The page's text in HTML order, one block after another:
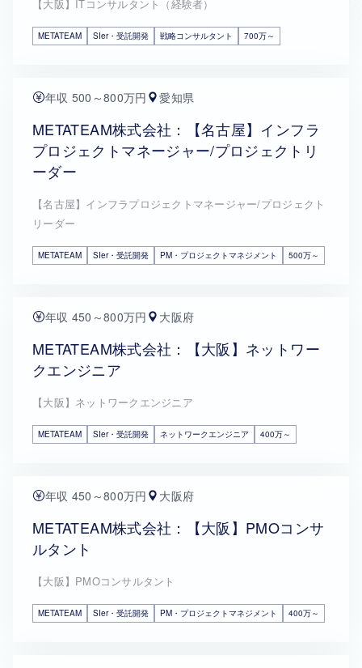
【大阪】ITコンサルタント（経験者）
METATEAM SIer・受託開発 戦略コンサルタント 700万～
年収 500～800万円 愛知県
METATEAM株式会社：【名古屋】インフラ
プロジェクトマネージャー/プロジェクトリ
ーダー
【名古屋】インフラプロジェクトマネージャー/プロジェクト
リーダー
METATEAM SIer・受託開発 PM・プロジェクトマネジメント 500万～
年収 450～800万円 大阪府
METATEAM株式会社：【大阪】ネットワー
クエンジニア
【大阪】ネットワークエンジニア
METATEAM SIer・受託開発 ネットワークエンジニア 400万～
年収 450～800万円 大阪府
METATEAM株式会社：【大阪】PMOコンサ
ルタント
【大阪】PMOコンサルタント
METATEAM SIer・受託開発 PM・プロジェクトマネジメント 400万～